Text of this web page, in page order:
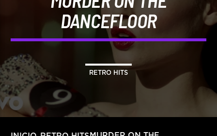
DANCEFLOOR
RETRO HITS